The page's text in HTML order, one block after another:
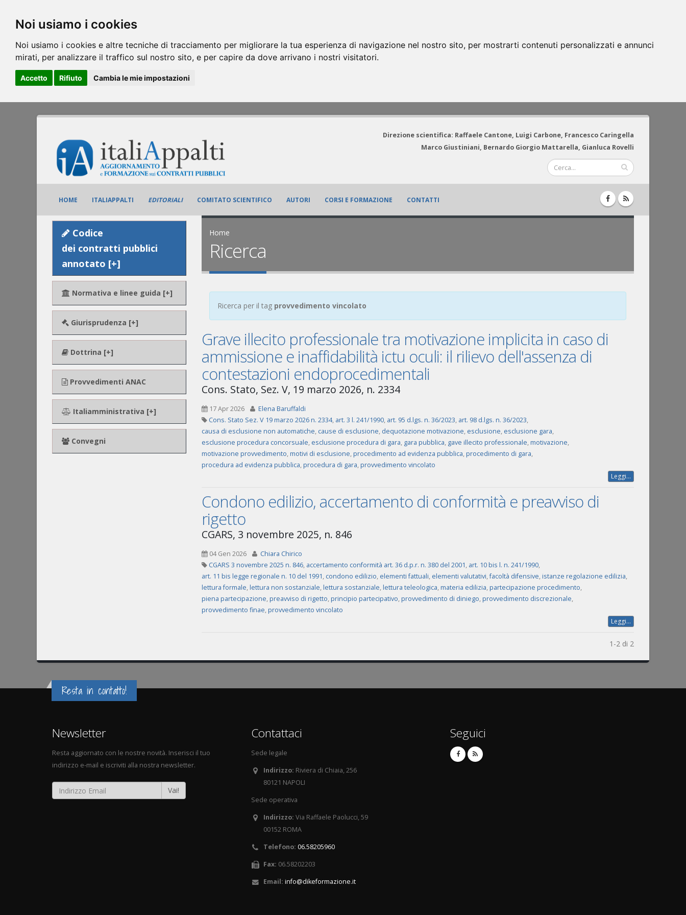
Noi usiamo i cookies
Noi usiamo i cookies e altre tecniche di tracciamento per migliorare la tua esperienza di navigazione nel nostro sito, per mostrarti contenuti personalizzati e annunci
mirati, per analizzare il traffico sul nostro sito, e per capire da dove arrivano i nostri visitatori.
Accetto Rifiuto Cambia le mie impostazioni
Direzione scientifica: Raffaele Cantone, Luigi Carbone, Francesco Caringella
Marco Giustiniani, Bernardo Giorgio Mattarella, Gianluca Rovelli
HOME ITALIAPPALTI EDITORIALI COMITATO SCIENTIFICO AUTORI CORSI E FORMAZIONE CONTATTI
Codice
dei contratti pubblici
annotato [+]
Normativa e linee guida [+]
Giurisprudenza [+]
Dottrina [+]
Provvedimenti ANAC
Italiamministrativa [+]
Convegni
Home
Ricerca
Ricerca per il tag provvedimento vincolato
Grave illecito professionale tra motivazione implicita in caso di
ammissione e inaffidabilità ictu oculi: il rilievo dell'assenza di
contestazioni endoprocedimentali
Cons. Stato, Sez. V, 19 marzo 2026, n. 2334
17 Apr 2026
Elena Baruffaldi
Cons. Stato Sez. V 19 marzo 2026 n. 2334, art. 3 l. 241/1990, art. 95 d.lgs. n. 36/2023, art. 98 d.lgs. n. 36/2023,
causa di esclusione non automatiche, cause di esclusione, dequotazione motivazione, esclusione, esclusione gara,
esclusione procedura concorsuale, esclusione procedura di gara, gara pubblica, gave illecito professionale,motivazione,
motivazione provvedimento,motivi di esclusione,procedimento ad evidenza pubblica,procedimento di gara,
procedura ad evidenza pubblica,procedura di gara,provvedimento vincolato
Leggi...
Condono edilizio, accertamento di conformità e preavviso di
rigetto
CGARS, 3 novembre 2025, n. 846
04 Gen 2026
Chiara Chirico
CGARS 3 novembre 2025 n. 846, accertamento conformità art. 36 d.p.r. n. 380 del 2001, art. 10 bis l. n. 241/1990,
art. 11 bis legge regionale n. 10 del 1991, condono edilizio, elementi fattuali, elementi valutativi,facoltà difensive,istanze regolazione edilizia,
lettura formale,lettura non sostanziale,lettura sostanziale,lettura teleologica,materia edilizia,partecipazione procedimento,
piena partecipazione,preavviso di rigetto,principio partecipativo,provvedimento di diniego,provvedimento discrezionale,
provvedimento finae,provvedimento vincolato
Leggi...
1-2 di 2
Resta in contatto!
Newsletter
Resta aggiornato con le nostre novità. Inserisci il tuo
indirizzo e-mail e iscriviti alla nostra newsletter.
Vai!
Contattaci
Sede legale
Indirizzo: Riviera di Chiaia, 256
80121 NAPOLI
Sede operativa
Indirizzo: Via Raffaele Paolucci, 59
00152 ROMA
Telefono: 06.58205960
Fax: 06.58202203
Email: info@dikeformazione.it
Seguici